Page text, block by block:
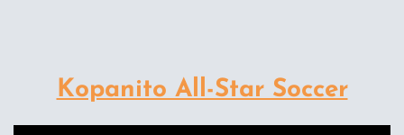
Kopanito All-Star Soccer